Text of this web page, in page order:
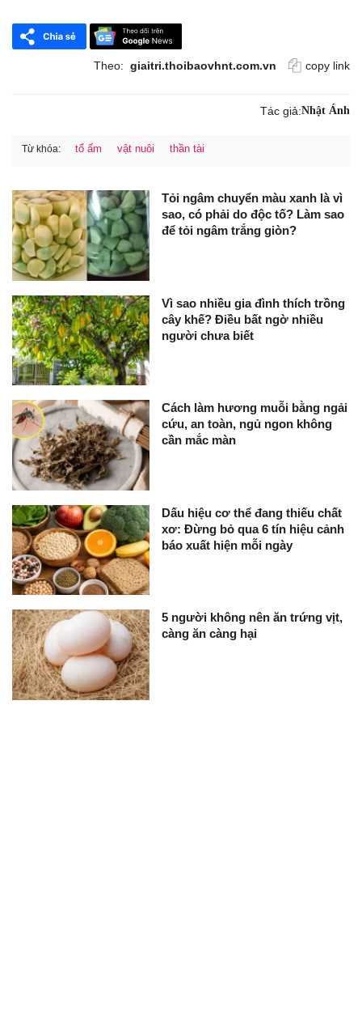
Theo: giaitri.thoibaovhnt.com.vn copy link
Tác giả:Nhật Ánh
Từ khóa: tổ ấm vật nuôi thần tài
Tỏi ngâm chuyển màu xanh là vì
sao, có phải do độc tố? Làm sao
để tỏi ngâm trắng giòn?
Vì sao nhiều gia đình thích trồng
cây khế? Điều bất ngờ nhiều
người chưa biết
Cách làm hương muỗi bằng ngải
cứu, an toàn, ngủ ngon không
cần mắc màn
Dấu hiệu cơ thể đang thiếu chất
xơ: Đừng bỏ qua 6 tín hiệu cảnh
báo xuất hiện mỗi ngày
5 người không nên ăn trứng vịt,
càng ăn càng hại